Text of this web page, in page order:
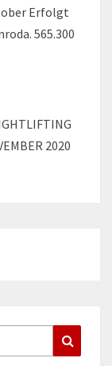
Erfolgt
565.300
2020